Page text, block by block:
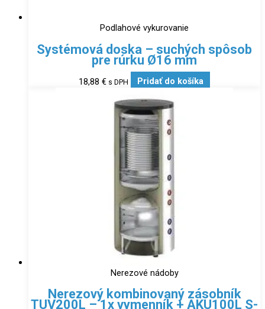
Podlahové vykurovanie
Systémová doska – suchých spôsob
pre rúrku Ø16 mm
18,88€ s DPH Pridať do košíka
Nerezové nádoby
Nerezový kombinovaný zásobník
TUV200L – 1x vymenník + AKU100L S-